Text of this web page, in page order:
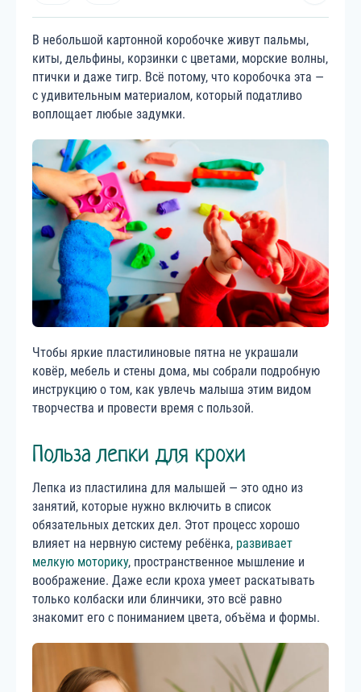
В небольшой картонной коробочке живут пальмы,
киты, дельфины, корзинки с цветами, морские волны,
птички и даже тигр. Всё потому, что коробочка эта —
с удивительным материалом, который податливо
воплощает любые задумки.
Чтобы яркие пластилиновые пятна не украшали
ковёр, мебель и стены дома, мы собрали подробную
инструкцию о том, как увлечь малыша этим видом
творчества и провести время с пользой.
Польза лепки для крохи
Лепка из пластилина для малышей — это одно из
занятий, которые нужно включить в список
обязательных детских дел. Этот процесс хорошо
влияет на нервную систему ребёнка, развивает
мелкую моторику, пространственное мышление и
воображение. Даже если кроха умеет раскатывать
только колбаски или блинчики, это всё равно
знакомит его с пониманием цвета, объёма и формы.